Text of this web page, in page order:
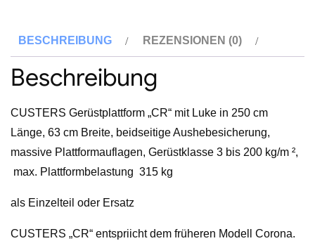
mit
Menge
BESCHREIBUNG REZENSIONEN (0)
Beschreibung
CUSTERS Gerüstplattform „CR“ mit Luke in 250 cm
Länge, 63 cm Breite, beidseitige Aushebesicherung,
massive Plattformauflagen, Gerüstklasse 3 bis 200 kg/m ²,
max. Plattformbelastung 315 kg
als Einzelteil oder Ersatz
CUSTERS „CR“ entspriicht dem früheren Modell Corona.